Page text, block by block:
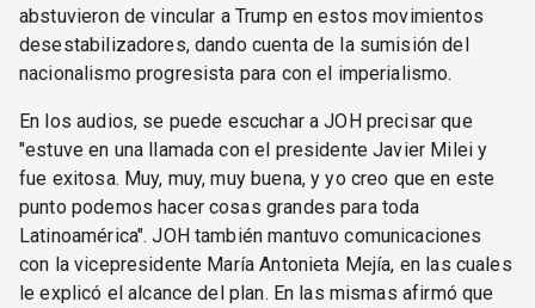
abstuvieron de vincular a Trump en estos movimientos
desestabilizadores, dando cuenta de la sumisión del
nacionalismo progresista para con el imperialismo.
En los audios, se puede escuchar a JOH precisar que
"estuve en una llamada con el presidente Javier Milei y
fue exitosa. Muy, muy, muy buena, y yo creo que en este
punto podemos hacer cosas grandes para toda
Latinoamérica". JOH también mantuvo comunicaciones
con la vicepresidente María Antonieta Mejía, en las cuales
le explicó el alcance del plan. En las mismas afirmó que